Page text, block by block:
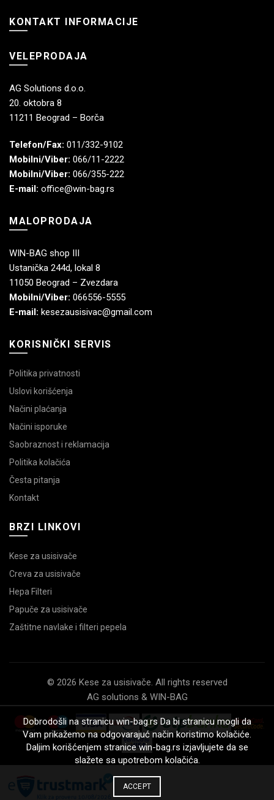
KONTAKT INFORMACIJE
VELEPRODAJA
AG Solutions d.o.o.
20. oktobra 8
11211 Beograd – Borča
Telefon/Fax: 011/332-9102
Mobilni/Viber: 066/11-2222
Mobilni/Viber: 066/355-222
E-mail: office@win-bag.rs
MALOPRODAJA
WIN-BAG shop III
Ustanička 244d, lokal 8
11050 Beograd – Zvezdara
Mobilni/Viber: 066556-5555
E-mail: kesezausisivac@gmail.com
KORISNIČKI SERVIS
Politika privatnosti
Uslovi korišćenja
Načini plaćanja
Načini isporuke
Saobraznost i reklamacija
Politika kolačića
Česta pitanja
Kontakt
BRZI LINKOVI
Kese za usisivače
Creva za usisivače
Hepa Filteri
Papuče za usisivače
Zaštitne navlake i filteri pepela
© 2026 Kese za usisivače. All rights reserved
AG solutions & WIN-BAG
Dobrodošli na stranicu win-bag.rs Da bi stranicu mogli da
Vam prikažemo na odgovarajuć način koristimo kolačiće.
Daljim korišćenjem stranice win-bag.rs izjavljujete da se
slažete sa upotrebom kolačića.
ACCEPT